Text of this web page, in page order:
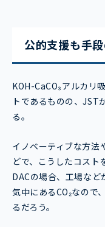
公的支援も手
KOH-CaCO₃アルカリ
トであるものの、JST
る。
イノベーティブな方法
どで、こうしたコスト
DACの場合、工場な
気中にあるCO₂なので
るだろう。